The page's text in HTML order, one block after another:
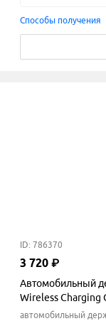
Способы получения
ID: 786370
3 720 ₽
Автомобильный
Wireless Charging
автомобильный